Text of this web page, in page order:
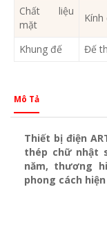
Chất liệu
mặt
Khung đế Đế
Mô Tả
Thiết bị điện
thép chữ nhật
năm, thương
phong cách